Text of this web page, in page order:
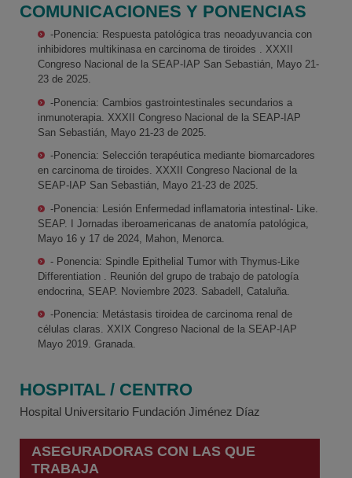
COMUNICACIONES Y PONENCIAS
-Ponencia: Respuesta patológica tras neoadyuvancia con
inhibidores multikinasa en carcinoma de tiroides . XXXII
Congreso Nacional de la SEAP-IAP San Sebastián, Mayo 21-
23 de 2025.
-Ponencia: Cambios gastrointestinales secundarios a
inmunoterapia. XXXII Congreso Nacional de la SEAP-IAP
San Sebastián, Mayo 21-23 de 2025.
-Ponencia: Selección terapéutica mediante biomarcadores
en carcinoma de tiroides. XXXII Congreso Nacional de la
SEAP-IAP San Sebastián, Mayo 21-23 de 2025.
-Ponencia: Lesión Enfermedad inflamatoria intestinal- Like.
SEAP. I Jornadas iberoamericanas de anatomía patológica,
Mayo 16 y 17 de 2024, Mahon, Menorca.
- Ponencia: Spindle Epithelial Tumor with Thymus-Like
Differentiation . Reunión del grupo de trabajo de patología
endocrina, SEAP. Noviembre 2023. Sabadell, Cataluña.
-Ponencia: Metástasis tiroidea de carcinoma renal de
células claras. XXIX Congreso Nacional de la SEAP-IAP
Mayo 2019. Granada.
HOSPITAL / CENTRO
Hospital Universitario Fundación Jiménez Díaz
ASEGURADORAS CON LAS QUE
TRABAJA